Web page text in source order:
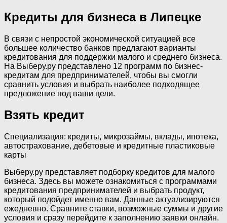
Кредиты для бизнеса в Липецке
В связи с непростой экономической ситуацией все
большее количество банков предлагают варианты
кредитования для поддержки малого и среднего бизнеса.
На Выберу.ру представлено 12 программ по бизнес-
кредитам для предпринимателей, чтобы вы смогли
сравнить условия и выбрать наиболее подходящее
предложение под ваши цели.
Взять кредит
Специализация: кредиты, микрозаймы, вклады, ипотека,
автострахование, дебетовые и кредитные пластиковые
карты
Выберу.ру представляет подборку кредитов для малого
бизнеса. Здесь вы можете ознакомиться с программами
кредитования предпринимателей и выбрать продукт,
который подойдет именно вам. Данные актуализируются
ежедневно. Сравните ставки, возможные суммы и другие
условия и сразу перейдите к заполнению заявки онлайн.